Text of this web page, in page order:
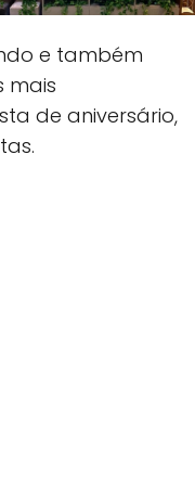
e também
mais
de aniversário,